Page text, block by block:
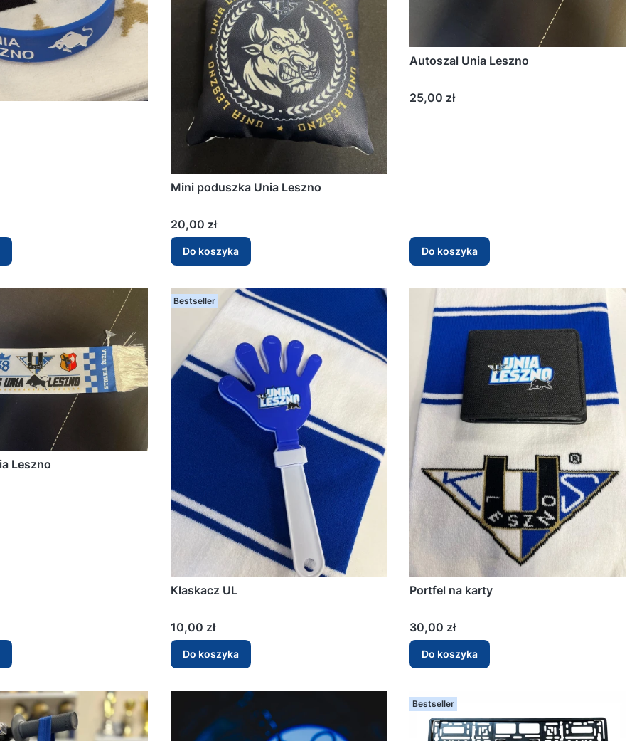
Mini poduszka Unia Leszno
Cena
20,00 zł
Do koszyka
Autoszal Unia Leszno
Cena
25,00 zł
Do koszyka
Leszno
Bestseller
Klaskacz UL
Cena
10,00 zł
Do koszyka
Portfel na karty
Cena
30,00 zł
Do koszyka
Bestseller